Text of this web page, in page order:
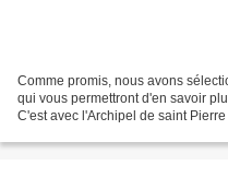
Comme promis, nous avons
qui vous permettront d'en savoir
C'est avec l'Archipel de saint